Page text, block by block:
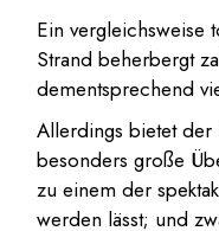
Ein vergleichsweise
Strand beherbergt
dementsprechend
Allerdings bietet der
besonders große
zu einem der
werden lässt; und